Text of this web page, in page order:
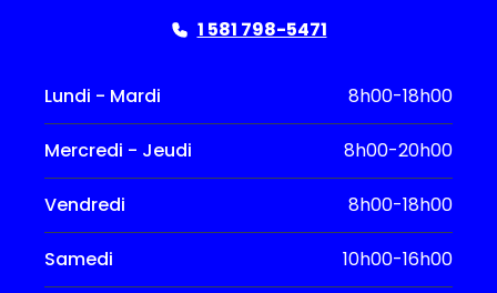
1 581 798-5471
Lundi - Mardi 8h00-18h00
Mercredi - Jeudi 8h00-20h00
Vendredi 8h00-18h00
Samedi 10h00-16h00